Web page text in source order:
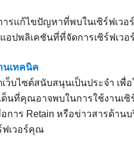
ารแก้ไขปัญหาที่พบในเซิร์ฟเว
อปพลิเคชันที่ที่จัดการเซิร์ฟเวอ
นเทคนิค
เว็บไซต์สนับสนุนเป็นประจำ
ด็นที่คุณอาจพบในการใช้งานเ
อการ Retain หรือข่าวสารด้า
ฟเวอร์คุณ